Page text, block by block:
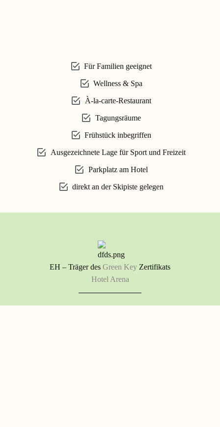
Für Familien geeignet
Wellness & Spa
À-la-carte-Restaurant
Tagungsräume
Frühstück inbegriffen
Ausgezeichnete Lage für Sport und Freizeit
Parkplatz am Hotel
direkt an der Skipiste gelegen
EH – Träger des Green Key Zertifikats
Hotel Arena